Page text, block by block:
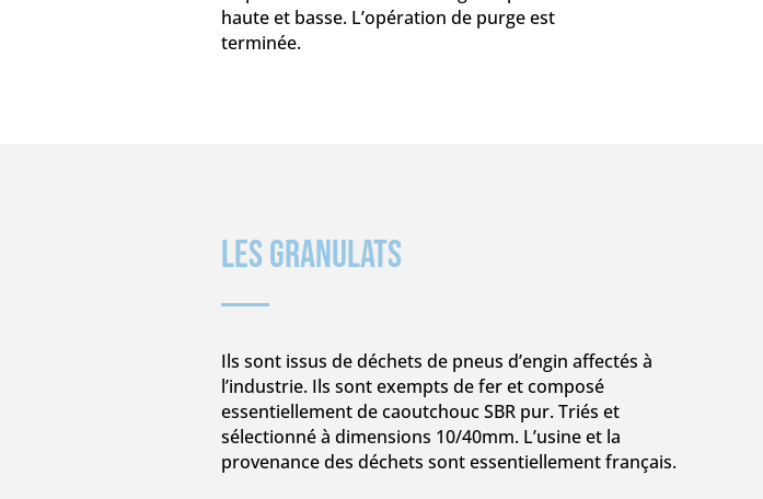
haute et basse. L’opération de purge est
terminée.
Les granulats
Ils sont issus de déchets de pneus d’engin affectés à
l’industrie. Ils sont exempts de fer et composé
essentiellement de caoutchouc SBR pur. Triés et
sélectionné à dimensions 10/40mm. L’usine et la
provenance des déchets sont essentiellement français.